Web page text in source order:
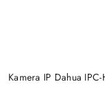
Kamera IP Dahua